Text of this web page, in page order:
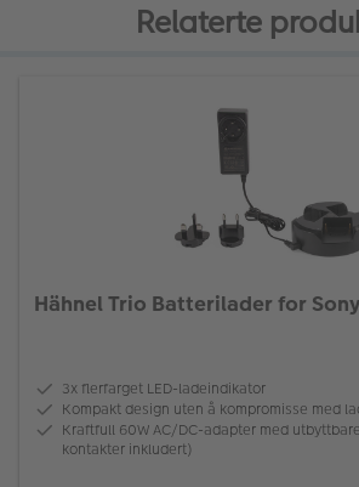
Relaterte
Hähnel Trio Batterilader for
3x flerfarget LED-ladeindikator
Kompakt design uten å kompromisse med
Kraftfull 60W AC/DC-adapter med
kontakter inkludert)